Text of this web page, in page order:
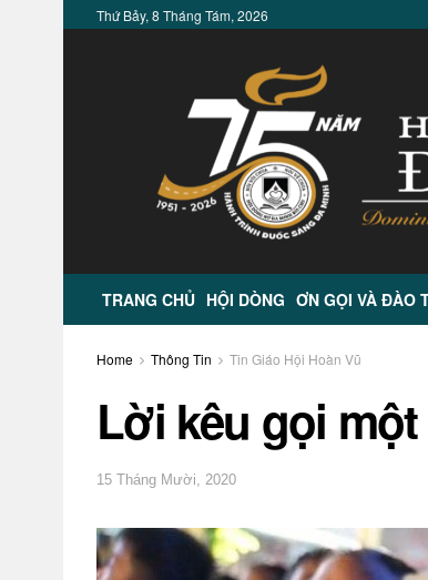
Thứ Bảy, 8 Tháng Tám, 2026
TRANG CHỦ HỘI DÒNG ƠN GỌI VÀ ĐÀO
Home Thông Tin Tin Giáo Hội Hoàn Vũ
Lời kêu gọi
15 Tháng Mười, 2020